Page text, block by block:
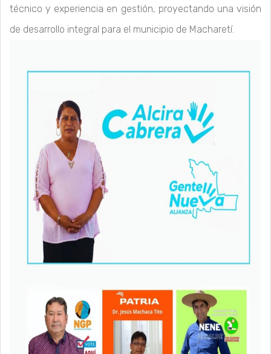
técnico y experiencia en gestión, proyectando una visión
de desarrollo integral para el municipio de Macharetí.